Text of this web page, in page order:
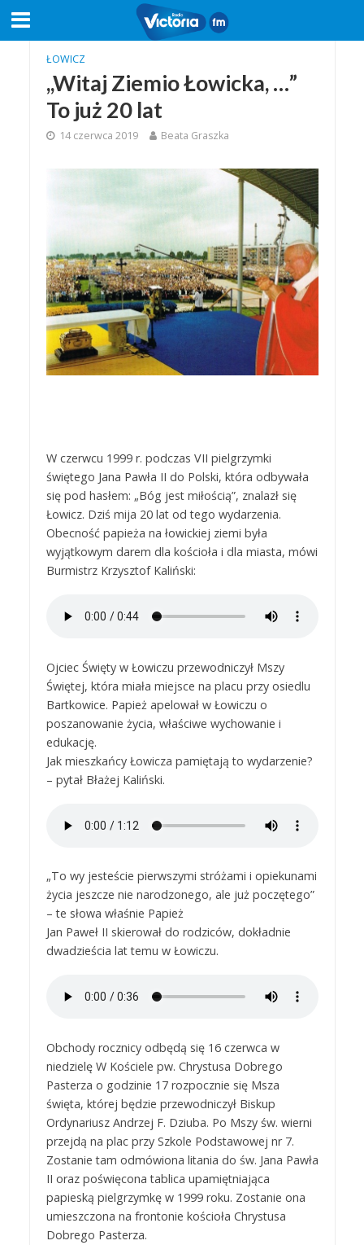
ŁOWICZ
,,Witaj Ziemio Łowicka, …”
To już 20 lat
14 czerwca 2019 Beata Graszka
W czerwcu 1999 r. podczas VII pielgrzymki
świętego Jana Pawła II do Polski, która odbywała
się pod hasłem: „Bóg jest miłością”, znalazł się
Łowicz. Dziś mija 20 lat od tego wydarzenia.
Obecność papieża na łowickiej ziemi była
wyjątkowym darem dla kościoła i dla miasta, mówi
Burmistrz Krzysztof Kaliński:
Ojciec Święty w Łowiczu przewodniczył Mszy
Świętej, która miała miejsce na placu przy osiedlu
Bartkowice. Papież apelował w Łowiczu o
poszanowanie życia, właściwe wychowanie i
edukację.
Jak mieszkańcy Łowicza pamiętają to wydarzenie?
– pytał Błażej Kaliński.
„To wy jesteście pierwszymi stróżami i opiekunami
życia jeszcze nie narodzonego, ale już poczętego”
– te słowa właśnie Papież
Jan Paweł II skierował do rodziców, dokładnie
dwadzieścia lat temu w Łowiczu.
Obchody rocznicy odbędą się 16 czerwca w
niedzielę W Kościele pw. Chrystusa Dobrego
Pasterza o godzinie 17 rozpocznie się Msza
święta, której będzie przewodniczył Biskup
Ordynariusz Andrzej F. Dziuba. Po Mszy św. wierni
przejdą na plac przy Szkole Podstawowej nr 7.
Zostanie tam odmówiona litania do św. Jana Pawła
II oraz poświęcona tablica upamiętniająca
papieską pielgrzymkę w 1999 roku. Zostanie ona
umieszczona na frontonie kościoła Chrystusa
Dobrego Pasterza.